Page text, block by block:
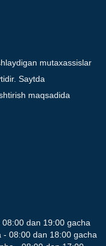
mutaxassislar
Saytda
maqsadida
08:00 dan 19:00 gacha
- 08:00 dan 18:00 gacha